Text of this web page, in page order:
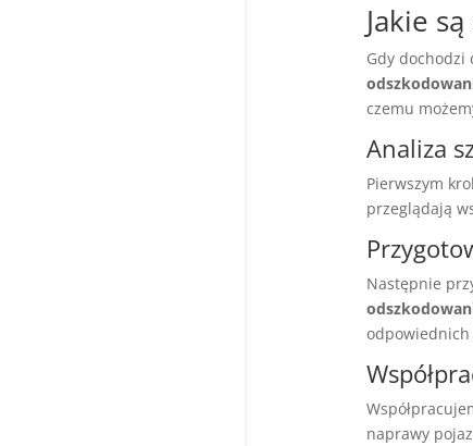
Jakie
Gdy dochodzi
czemu
Analiza
Pierwszym
przeglądają
Następnie
naprawy